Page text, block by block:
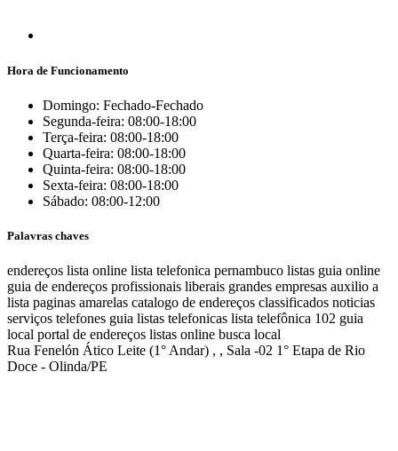
Hora de Funcionamento
Domingo: Fechado-Fechado
Segunda-feira: 08:00-18:00
Terça-feira: 08:00-18:00
Quarta-feira: 08:00-18:00
Quinta-feira: 08:00-18:00
Sexta-feira: 08:00-18:00
Sábado: 08:00-12:00
Palavras chaves
endereços lista online lista telefonica pernambuco listas guia online
guia de endereços profissionais liberais grandes empresas auxilio a
lista paginas amarelas catalogo de endereços classificados noticias
serviços telefones guia listas telefonicas lista telefônica 102 guia
local portal de endereços listas online busca local
Rua Fenelón Ático Leite (1° Andar) , , Sala -02 1° Etapa de Rio
Doce - Olinda/PE